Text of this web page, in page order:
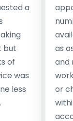
a
but
of
was
less
as
and
or